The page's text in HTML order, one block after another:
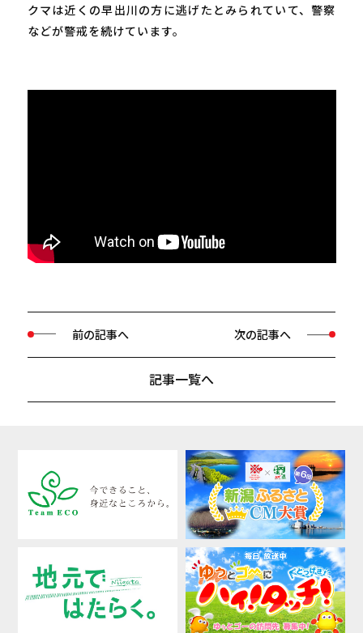
クマは近くの早出川の方に逃げたとみられていて、警察
などが警戒を続けています。
前の記事へ
記事一覧へ
次の記事へ